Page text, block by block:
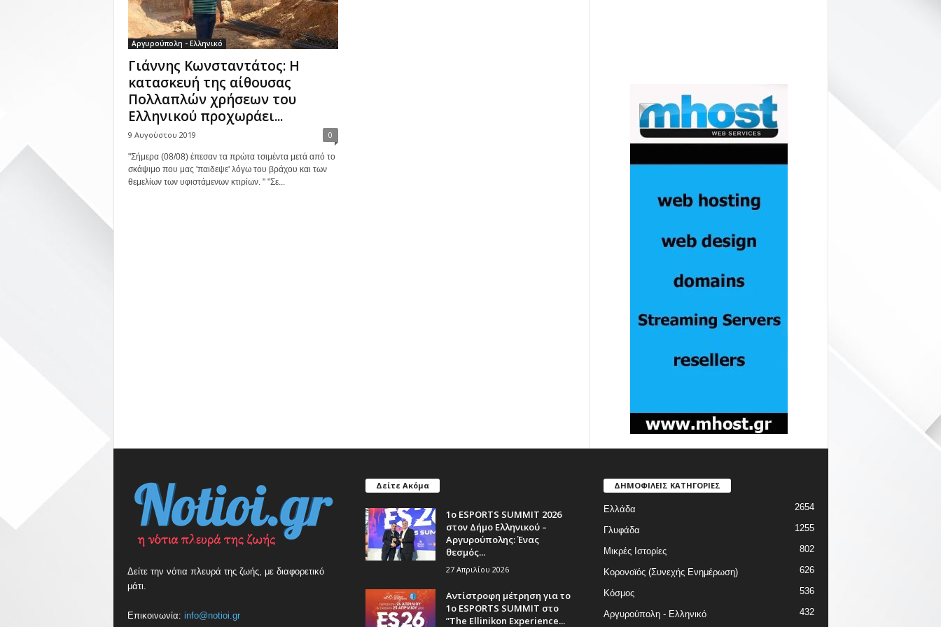
Αργυρούπολη - Ελληνικό
Γιάννης Κωνσταντάτος: Η
κατασκευή της αίθουσας
Πολλαπλών χρήσεων του
Ελληνικού προχωράει...
9 Αυγούστου 2019 0
"Σήμερα (08/08) έπεσαν τα πρώτα τσιμέντα μετά από το
σκάψιμο που μας 'παιδεψε' λόγω του βράχου και των
θεμελίων των υφιστάμενων κτιρίων. " "Σε...
Δείτε την νότια πλευρά της ζωής, με διαφορετικό
μάτι.
Επικοινωνία: info@notioi.gr
Δείτε Ακόμα
1ο ESPORTS SUMMIT 2026
στον Δήμο Ελληνικού –
Αργυρούπολης: Ένας
θεσμός...
27 Απριλίου 2026
Αντίστροφη μέτρηση για το
1ο ESPORTS SUMMIT στο
”The Ellinikon Experience...
ΔΗΜΟΦΙΛΕΙΣ ΚΑΤΗΓΟΡΙΕΣ
Ελλάδα 2654
Γλυφάδα 1255
Μικρές Ιστορίες 802
Κορονοϊός (Συνεχής Ενημέρωση) 626
Κόσμος 536
Αργυρούπολη - Ελληνικό 432